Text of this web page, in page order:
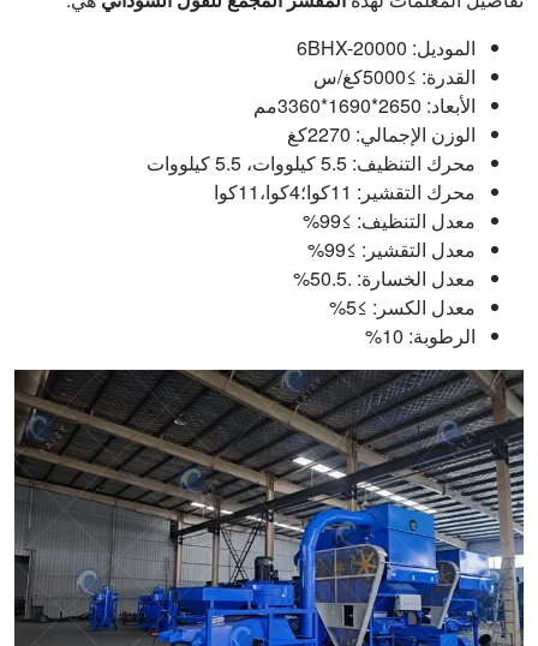
الموديل: 6BHX-20000
القدرة: ≥5000كغ/س
الأبعاد: 2650*1690*3360مم
الوزن الإجمالي: 2270كغ
محرك التنظيف: 5.5 كيلووات، 5.5 كيلووات
محرك التقشير: 11كوا؛4كوا،11كوا
معدل التنظيف: ≥99%
معدل التقشير: ≥99%
معدل الخسارة: .50.5%
معدل الكسر: ≥5%
الرطوبة: 10%